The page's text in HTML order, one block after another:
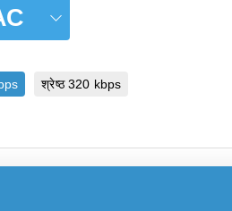
श्रेष्ठ 320 kbps